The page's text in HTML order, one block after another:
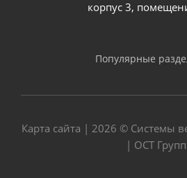
корпус 3,
Популярные
Карта сайта | 2026 © Системы
| ОСТ Групп